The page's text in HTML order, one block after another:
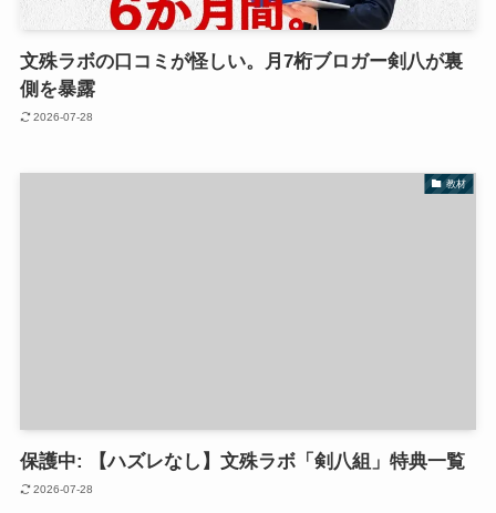
文殊ラボの口コミが怪しい。月7桁ブロガー剣八が裏
側を暴露
2026-07-28
教材
保護中: 【ハズレなし】文殊ラボ「剣八組」特典一覧
2026-07-28